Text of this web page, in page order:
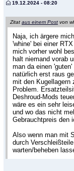
19.12.2024 - 08:20
Zitat aus einem Post von
Naja, ich ärgere
'whine' bei einer
mich vorher wohl
halt niemand vorab
man da einen
natürlich erst raus
mit den Kugellagern
Problem.
Deshroud-Mods
wäre es ein sehr
und wo das nicht
Gebrauchtpreis den
Also wenn man mit
durch
warten/beheben